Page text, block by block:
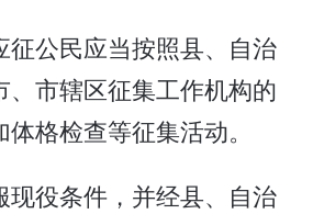
征公民应当按照县、自治
、市辖区征集工作机构的
格检查等征集活动。
现役条件，并经县、自治